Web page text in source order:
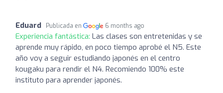
Eduard Publicada en 6 months ago
Experiencia fantástica: Las clases son entretenidas y se
aprende muy rápido, en poco tiempo aprobé el N5. Este
año voy a seguir estudiando japonés en el centro
kougaku para rendir el N4. Recomiendo 100% este
instituto para aprender japonés.